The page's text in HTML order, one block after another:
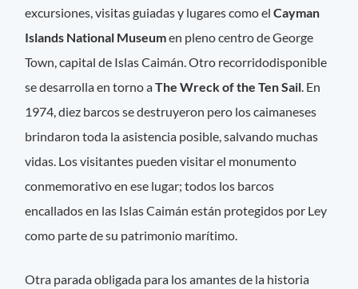
excursiones, visitas guiadas y lugares como elCayman
Islands National Museumen pleno centro de George
Town, capital de Islas Caimán. Otro recorridodisponible
se desarrolla en torno aThe Wreck of the Ten Sail . En
1974, diez barcos se destruyeron pero los caimaneses
brindaron toda la asistencia posible, salvando muchas
vidas. Los visitantes pueden visitar el monumento
conmemorativo en ese lugar; todos los barcos
encallados en las Islas Caimán están protegidos por Ley
como parte de su patrimonio marítimo.
Otra parada obligada para los amantes de la historia